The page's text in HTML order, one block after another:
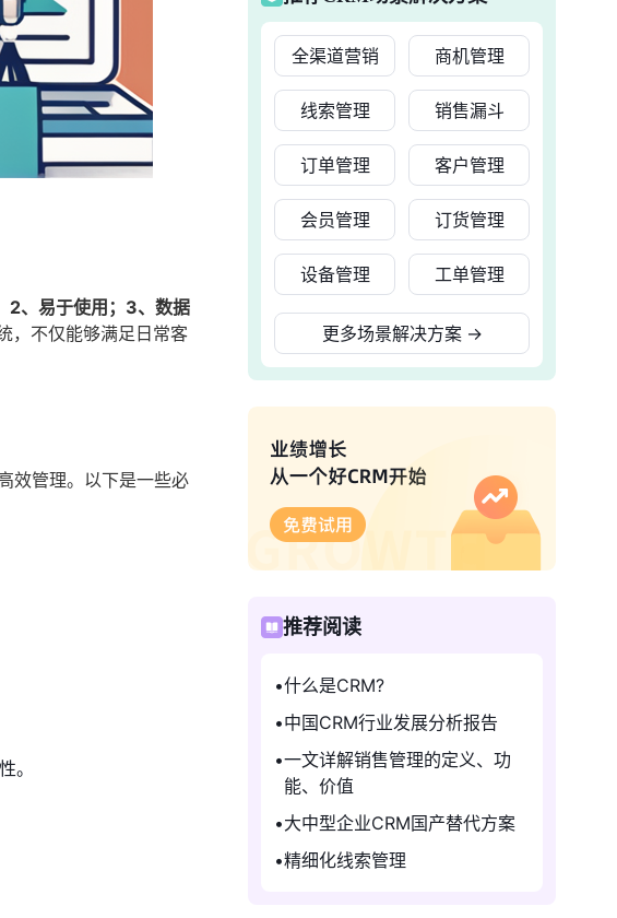
2、易于使用；3、数据
，不仅能够满足日常客
效管理。以下是一些必
。
全渠道营销 商机管理
线索管理 销售漏斗
订单管理 客户管理
会员管理 订货管理
设备管理 工单管理
更多场景解决方案 →
推荐阅读
什么是CRM?
中国CRM行业发展分析报告
一文详解销售管理的定义、功
能、价值
大中型企业CRM国产替代方案
精细化线索管理